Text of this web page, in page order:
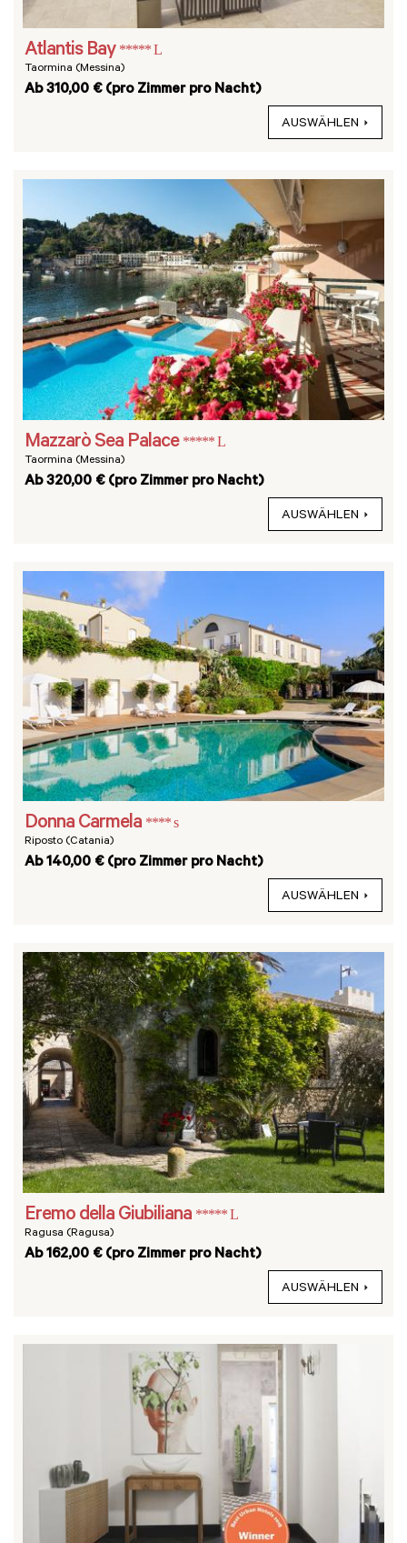
Atlantis Bay ***** L
Taormina (Messina)
Ab 310,00 € (pro Zimmer pro Nacht)
AUSWÄHLEN
Mazzarò Sea Palace ***** L
Taormina (Messina)
Ab 320,00 € (pro Zimmer pro Nacht)
AUSWÄHLEN
Donna Carmela **** s
Riposto (Catania)
Ab 140,00 € (pro Zimmer pro Nacht)
AUSWÄHLEN
Eremo della Giubiliana ***** L
Ragusa (Ragusa)
Ab 162,00 € (pro Zimmer pro Nacht)
AUSWÄHLEN